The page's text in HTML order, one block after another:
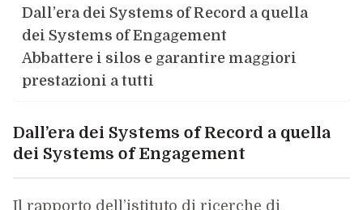
Dall’era dei Systems of Record a quella
dei Systems of Engagement
Abbattere i silos e garantire maggiori
prestazioni a tutti
Dall’era dei Systems of Record a quella
dei Systems of Engagement
Il rapporto dell’istituto di ricerche di